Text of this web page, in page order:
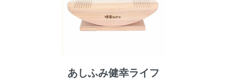
あしふみ健幸ライフ